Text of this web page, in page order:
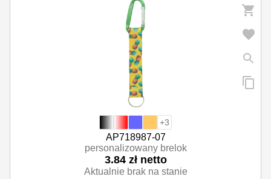
+3
AP718987-07
personalizowany brelok
3.84 zł netto
Aktualnie brak na stanie